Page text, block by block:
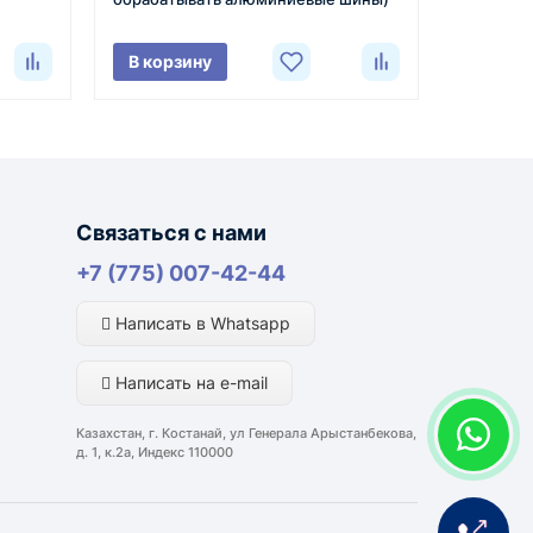
отгрузке.
о состоянии товара на момент
компании и условий маршрута.
направлениям возможна более быстрая
В корзину
Связаться с нами
+7 (775) 007-42-44
Написать в Whatsapp
Написать на e-mail
Казахстан, г. Костанай, ул Генерала Арыстанбекова,
д. 1, к.2а, Индекс 110000